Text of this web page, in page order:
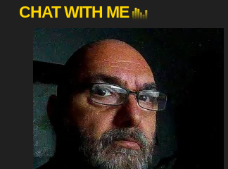
CHAT WITH ME